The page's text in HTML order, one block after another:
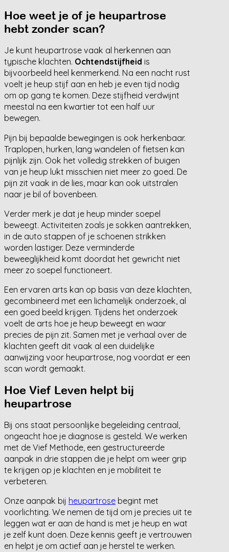
Hoe weet je of je heupartrose
hebt zonder scan?
Je kunt heupartrose vaak al herkennen aan
typische klachten. Ochtendstijfheid is
bijvoorbeeld heel kenmerkend. Na een nacht rust
voelt je heup stijf aan en heb je even tijd nodig
om op gang te komen. Deze stijfheid verdwijnt
meestal na een kwartier tot een half uur
bewegen.
Pijn bij bepaalde bewegingen is ook herkenbaar.
Traplopen, hurken, lang wandelen of fietsen kan
pijnlijk zijn. Ook het volledig strekken of buigen
van je heup lukt misschien niet meer zo goed. De
pijn zit vaak in de lies, maar kan ook uitstralen
naar je bil of bovenbeen.
Verder merk je dat je heup minder soepel
beweegt. Activiteiten zoals je sokken aantrekken,
in de auto stappen of je schoenen strikken
worden lastiger. Deze verminderde
beweeglijkheid komt doordat het gewricht niet
meer zo soepel functioneert.
Een ervaren arts kan op basis van deze klachten,
gecombineerd met een lichamelijk onderzoek, al
een goed beeld krijgen. Tijdens het onderzoek
voelt de arts hoe je heup beweegt en waar
precies de pijn zit. Samen met je verhaal over de
klachten geeft dit vaak al een duidelijke
aanwijzing voor heupartrose, nog voordat er een
scan wordt gemaakt.
Hoe Vief Leven helpt bij
heupartrose
Bij ons staat persoonlijke begeleiding centraal,
ongeacht hoe je diagnose is gesteld. We werken
met de Vief Methode, een gestructureerde
aanpak in drie stappen die je helpt om weer grip
te krijgen op je klachten en je mobiliteit te
verbeteren.
Onze aanpak bij heupartrose begint met
voorlichting. We nemen de tijd om je precies uit te
leggen wat er aan de hand is met je heup en wat
je zelf kunt doen. Deze kennis geeft je vertrouwen
en helpt je om actief aan je herstel te werken.